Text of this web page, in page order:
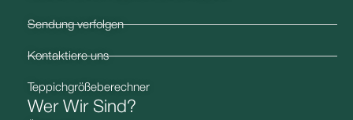
Sendung verfolgen
Kontaktiere uns
Teppichgrößeberechner
Wer Wir Sind?